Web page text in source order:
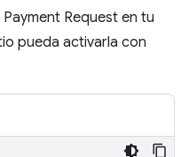
Request en tu
pueda activarla con